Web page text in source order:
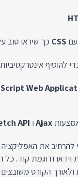
עם CSS כך שיראו טוב
להוסיף
Web
Ajaxו API
להרחיב את
ודוגמת קוד. כל
הקורס